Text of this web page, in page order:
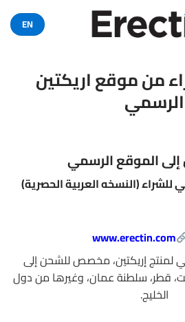
EN
من موقع اريكتين
الرسمي
إلى الموقع الرسمي
للشراء (النسخه العربية الحصرية)
www.erectin.com
لمنتج إريكتين، مخصص للشحن إلى
قطر، سلطنة عمان، وغيرها من دول
الخليج.